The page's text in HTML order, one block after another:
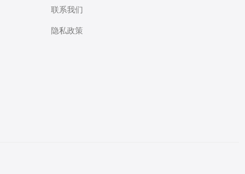
联系我们
隐私政策